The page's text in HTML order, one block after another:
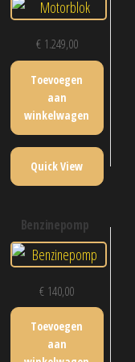
€1.249,00
Toevoegen
aan
winkelwagen
Quick View
benzinepomp
€ 140,00
Toevoegen
aan